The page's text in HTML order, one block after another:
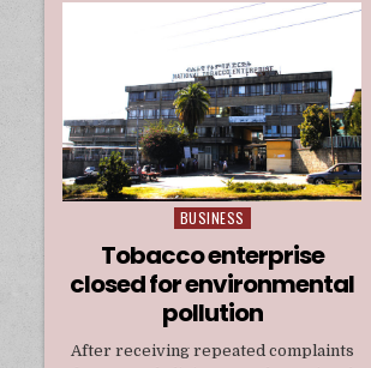
Posted
BUSINESS
Tobacco enterprise
closed for environmental
pollution
After receiving repeated complaints